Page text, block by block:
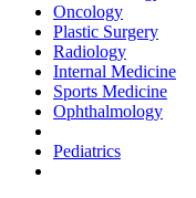
Oncology
Plastic Surgery
Radiology
Internal Medicine
Sports Medicine
Ophthalmology
Pediatrics